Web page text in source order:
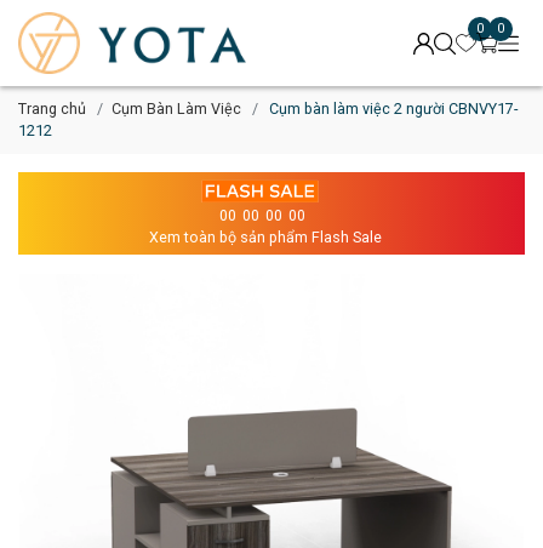
0 0
Trang chủ Cụm Bàn Làm Việc
Cụm bàn làm việc 2 người CBNVY17-
1212
00 00 00 00
Xem toàn bộ sản phẩm Flash Sale